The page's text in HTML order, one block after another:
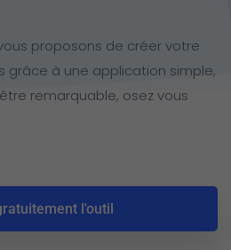
proposons de créer votre
grâce à une application simple,
remarquable, osez vous
l'outil